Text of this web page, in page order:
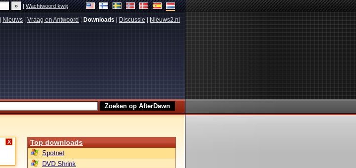
|Wachtwoord kwijt
Nieuws Vraag en Antwoord Downloads Discussie Nieuws2.nl
X Top downloads
Spotnet
DVD Shrink